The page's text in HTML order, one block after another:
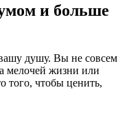
и больше
душу. Вы не совсем
мелочей жизни или
того, чтобы ценить,